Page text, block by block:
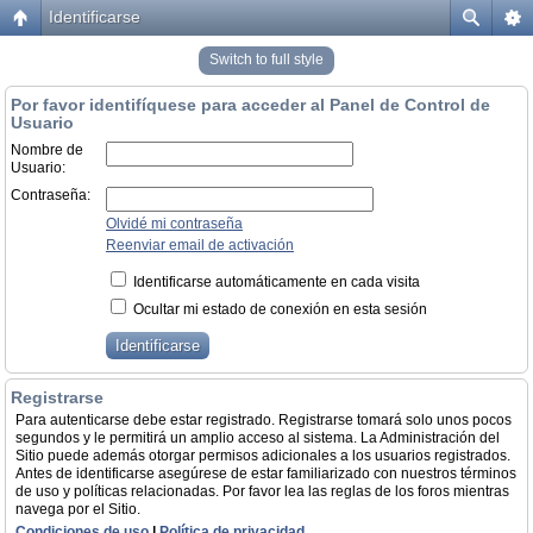
Identificarse
Switch to full style
Por favor identifíquese para acceder al Panel de Control de
Usuario
Nombre de
Usuario:
Contraseña:
Olvidé mi contraseña
Reenviar email de activación
Identificarse automáticamente en cada visita
Ocultar mi estado de conexión en esta sesión
Registrarse
Para autenticarse debe estar registrado. Registrarse tomará solo unos pocos
segundos y le permitirá un amplio acceso al sistema. La Administración del
Sitio puede además otorgar permisos adicionales a los usuarios registrados.
Antes de identificarse asegúrese de estar familiarizado con nuestros términos
de uso y políticas relacionadas. Por favor lea las reglas de los foros mientras
navega por el Sitio.